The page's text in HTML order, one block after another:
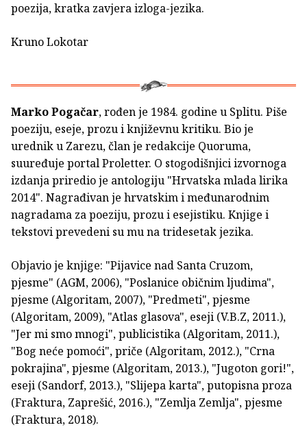
poezija, kratka zavjera izloga-jezika.
Kruno Lokotar
Marko Pogačar, rođen je 1984. godine u Splitu. Piše
poeziju, eseje, prozu i književnu kritiku. Bio je
urednik u Zarezu, član je redakcije Quoruma,
suuređuje portal Proletter. O stogodišnjici izvornoga
izdanja priredio je antologiju "Hrvatska mlada lirika
2014". Nagrađivan je hrvatskim i međunarodnim
nagradama za poeziju, prozu i esejistiku. Knjige i
tekstovi prevedeni su mu na tridesetak jezika.
Objavio je knjige: "Pijavice nad Santa Cruzom,
pjesme" (AGM, 2006), "Poslanice običnim ljudima",
pjesme (Algoritam, 2007), "Predmeti", pjesme
(Algoritam, 2009), "Atlas glasova", eseji (V.B.Z, 2011.),
"Jer mi smo mnogi", publicistika (Algoritam, 2011.),
"Bog neće pomoći", priče (Algoritam, 2012.), "Crna
pokrajina", pjesme (Algoritam, 2013.), "Jugoton gori!",
eseji (Sandorf, 2013.), "Slijepa karta", putopisna proza
(Fraktura, Zaprešić, 2016.), "Zemlja Zemlja", pjesme
(Fraktura, 2018).